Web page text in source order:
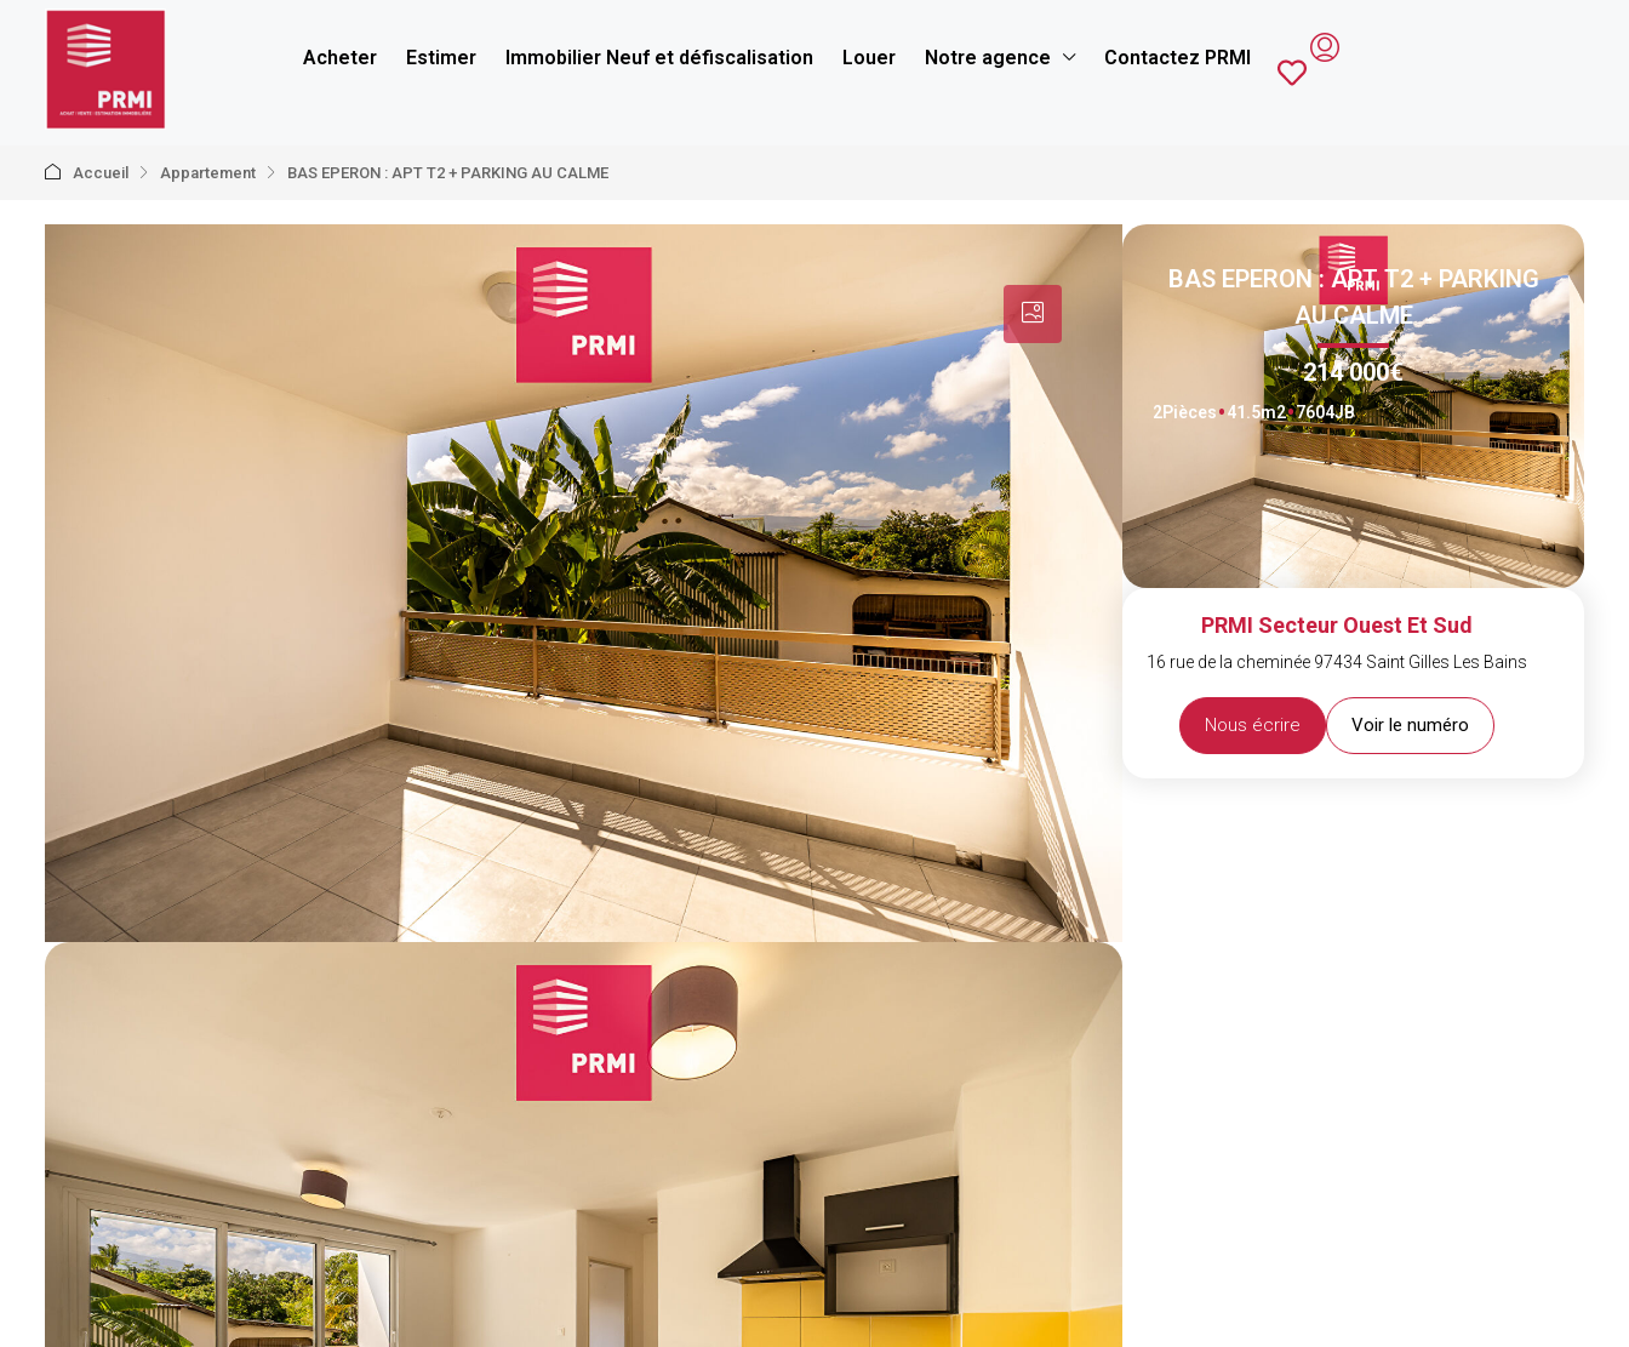
Acheter Estimer Immobilier Neuf et défiscalisation Louer Notre agence Contactez PRMI
Accueil Appartement BAS EPERON : APT T2 + PARKING AU CALME
BAS EPERON : APT T2 + PARKING
AU CALME
214 000€
Pièces
2 m2
41.5 7604JB
PRMI Secteur Ouest Et Sud
16 rue de la cheminée 97434 Saint Gilles Les Bains
Nous écrire Voir le numéro